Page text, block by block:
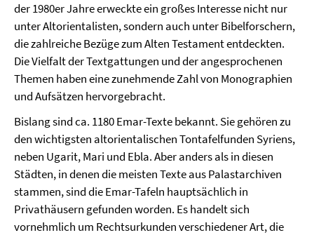
der 1980er Jahre erweckte ein großes Interesse nicht nur
unter Altorientalisten, sondern auch unter Bibelforschern,
die zahlreiche Bezüge zum Alten Testament entdeckten.
Die Vielfalt der Textgattungen und der angesprochenen
Themen haben eine zunehmende Zahl von Monographien
und Aufsätzen hervorgebracht.
Bislang sind ca. 1180 Emar-Texte bekannt. Sie gehören zu
den wichtigsten altorientalischen Tontafelfunden Syriens,
neben Ugarit, Mari und Ebla. Aber anders als in diesen
Städten, in denen die meisten Texte aus Palastarchiven
stammen, sind die Emar-Tafeln hauptsächlich in
Privathäusern gefunden worden. Es handelt sich
vornehmlich um Rechtsurkunden verschiedener Art, die